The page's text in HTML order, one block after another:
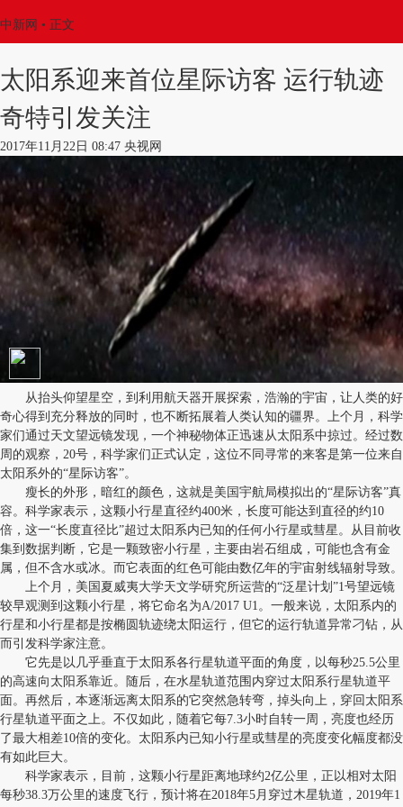
中新网 • 正文
太阳系迎来首位星际访客 运行轨迹
奇特引发关注
2017年11月22日 08:47 央视网
从抬头仰望星空，到利用航天器开展探索，浩瀚的宇宙，让人类的好
奇心得到充分释放的同时，也不断拓展着人类认知的疆界。上个月，科学
家们通过天文望远镜发现，一个神秘物体正迅速从太阳系中掠过。经过数
周的观察，20号，科学家们正式认定，这位不同寻常的来客是第一位来自
太阳系外的“星际访客”。
瘦长的外形，暗红的颜色，这就是美国宇航局模拟出的“星际访客”真
容。科学家表示，这颗小行星直径约400米，长度可能达到直径的约10
倍，这一“长度直径比”超过太阳系内已知的任何小行星或彗星。从目前收
集到数据判断，它是一颗致密小行星，主要由岩石组成，可能也含有金
属，但不含水或冰。而它表面的红色可能由数亿年的宇宙射线辐射导致。
上个月，美国夏威夷大学天文学研究所运营的“泛星计划”1号望远镜
较早观测到这颗小行星，将它命名为A/2017 U1。一般来说，太阳系内的
行星和小行星都是按椭圆轨迹绕太阳运行，但它的运行轨道异常刁钻，从
而引发科学家注意。
它先是以几乎垂直于太阳系各行星轨道平面的角度，以每秒25.5公里
的高速向太阳系靠近。随后，在水星轨道范围内穿过太阳系行星轨道平
面。再然后，本逐渐远离太阳系的它突然急转弯，掉头向上，穿回太阳系
行星轨道平面之上。不仅如此，随着它每7.3小时自转一周，亮度也经历
了最大相差10倍的变化。太阳系内已知小行星或彗星的亮度变化幅度都没
有如此巨大。
科学家表示，目前，这颗小行星距离地球约2亿公里，正以相对太阳
每秒38.3万公里的速度飞行，预计将在2018年5月穿过木星轨道，2019年1